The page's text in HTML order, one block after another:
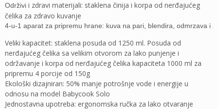
Održivi i zdravi materijali: staklena činija i korpa od nerđajućeg
čelika za zdravo kuvanje
4-u-1 aparat za pripremu hrane: kuva na pari, blendira, odmrzava i
Veliki kapacitet: staklena posuda od 1250 ml. Posuda od
nerđajućeg čelika sa velikim otvorom za lako punjenje i
održavanje i korpa od nerđajućeg čelika kapaciteta 1000 ml za
pripremu 4 porcije od 150g
Ekološki dizajniran: 50% manje potrošnje vode i energije u
odnosu na model Babycook Solo
Jednostavna upotreba: ergonomska ručka za lako otvaranje